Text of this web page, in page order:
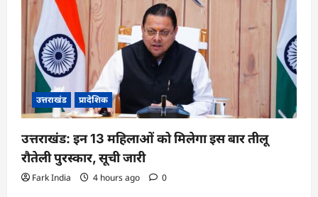
n
उत्तराखंड प्रादेशिक
उत्तराखंड: इन 13 महिलाओं को मिलेगा इस बार तीलू
रौतेली पुरस्कार, सूची जारी
Fark India 4 hours ago 0